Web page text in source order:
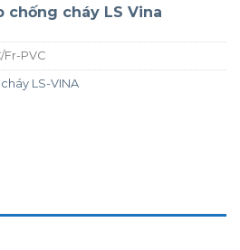
chống cháy LS Vina
Fr-PVC
LS-VINA